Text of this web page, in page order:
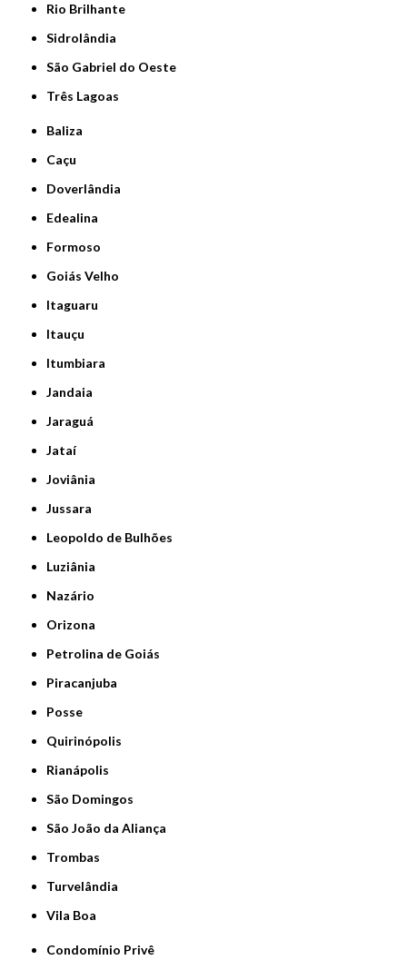
Rio Brilhante
Sidrolândia
São Gabriel do Oeste
Três Lagoas
Baliza
Caçu
Doverlândia
Edealina
Formoso
Goiás Velho
Itaguaru
Itauçu
Itumbiara
Jandaia
Jaraguá
Jataí
Joviânia
Jussara
Leopoldo de Bulhões
Luziânia
Nazário
Orizona
Petrolina de Goiás
Piracanjuba
Posse
Quirinópolis
Rianápolis
São Domingos
São João da Aliança
Trombas
Turvelândia
Vila Boa
Condomínio Privê